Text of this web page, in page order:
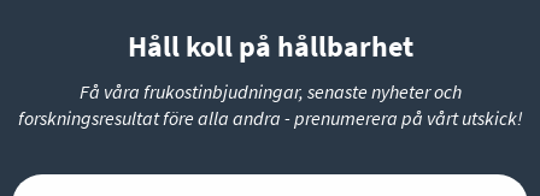
Håll koll på hållbarhet
Få våra frukostinbjudningar, senaste nyheter och
forskningsresultat före alla andra - prenumerera på vårt utskick!